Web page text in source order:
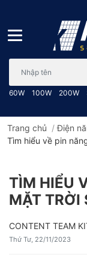
60W 100W 200W
Trang chủ /Điện
Tìm hiểu về pin
TÌM HIỂU
MẶT TRỜI
CONTENT TEAM
Thứ Tư, 22/11/2023